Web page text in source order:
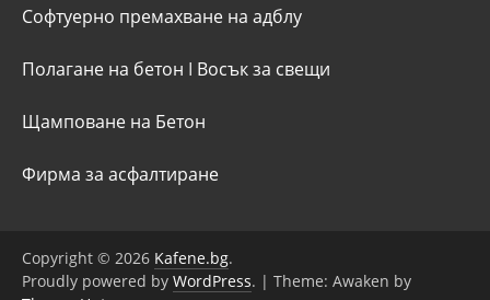
Софтуерно премахване на адблу
Полагане на бетон I Восък за свещи
Щамповане на Бетон
Фирма за асфалтиране
Copyright © 2026 Kafene.bg.
Proudly powered by WordPress. | Theme: Awaken by